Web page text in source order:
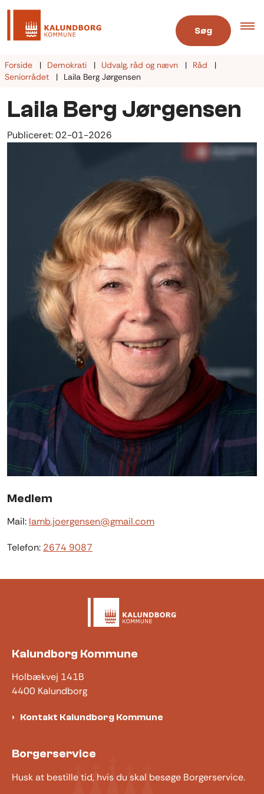
Søg
Forside Demokrati Udvalg, råd og nævn
Råd
Seniorrådet
Laila Berg Jørgensen
Laila Berg Jørgensen
Publiceret:02-01-2026
Medlem
Mail: lamb.joergensen@gmail.com
Telefon: 2674 9087
Kalundborg Kommune
Holbækvej 141B
4400 Kalundborg
Kontakt Kalundborg Kommune
Borgerservice
Husk at bestille tid, hvis du skal besøge Borgerservice.